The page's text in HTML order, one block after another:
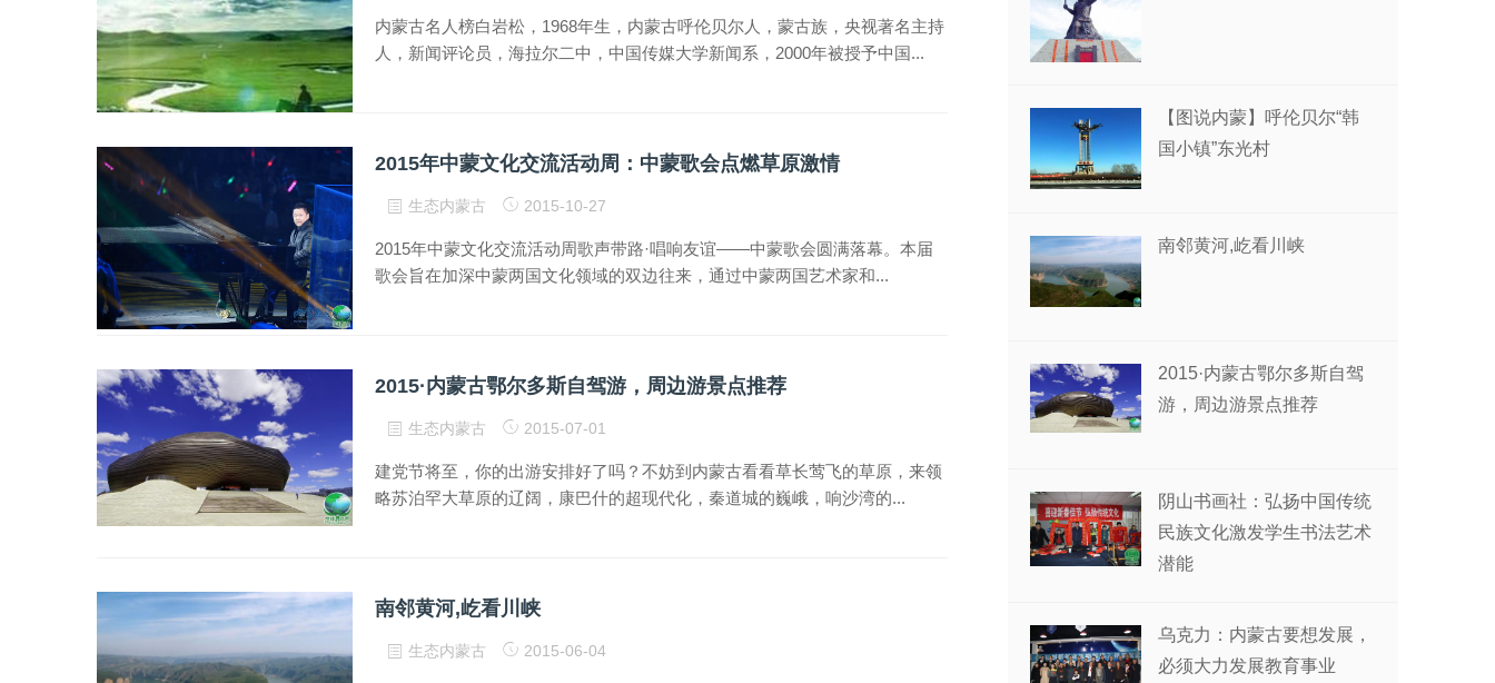
内蒙古名人榜白岩松，1968年生，内蒙古呼伦贝尔人，蒙古族，央视著名主持
人，新闻评论员，海拉尔二中，中国传媒大学新闻系，2000年被授予中国...
2015年中蒙文化交流活动周：中蒙歌会点燃草原激情
生态内蒙古 2015-10-27
2015年中蒙文化交流活动周歌声带路·唱响友谊——中蒙歌会圆满落幕。本届
歌会旨在加深中蒙两国文化领域的双边往来，通过中蒙两国艺术家和...
2015·内蒙古鄂尔多斯自驾游，周边游景点推荐
生态内蒙古 2015-07-01
建党节将至，你的出游安排好了吗？不妨到内蒙古看看草长莺飞的草原，来领
略苏泊罕大草原的辽阔，康巴什的超现代化，秦道城的巍峨，响沙湾的...
南邻黄河,屹看川峡
生态内蒙古 2015-06-04
【图说内蒙】呼伦贝尔“韩
国小镇”东光村
南邻黄河,屹看川峡
2015·内蒙古鄂尔多斯自驾
游，周边游景点推荐
阴山书画社：弘扬中国传统
民族文化激发学生书法艺术
潜能
乌克力：内蒙古要想发展，
必须大力发展教育事业